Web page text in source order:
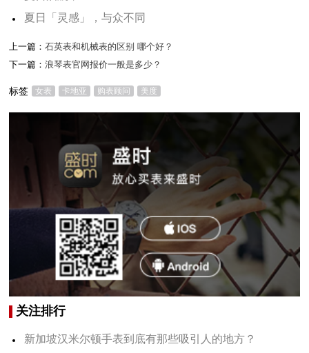
夏日「灵感」，与众不同
上一篇：石英表和机械表的区别 哪个好？
下一篇：浪琴表官网报价一般是多少？
标签 女表 卡地亚 购表顾问 美度
关注排行
新加坡汉米尔顿手表到底有那些吸引人的地方？